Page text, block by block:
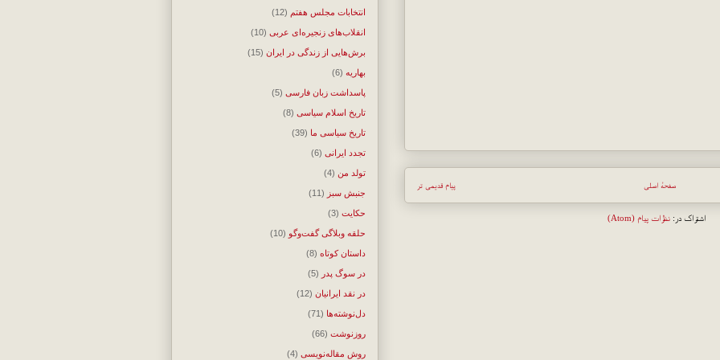
پیام قدیمی تر صفحهٔ اصلی
اشتراک در:نظرات پیام (Atom)
انتخابات مجلس هفتم (12)
انقلاب‌های زنجیره‌ای عربی (10)
برش‌هایی از زندگی در ایران (15)
بهاریه (6)
پاسداشت زبان فارسی (5)
تاریخ اسلام سیاسی (8)
تاریخ سیاسی ما (39)
تجدد ایرانی (6)
تولد من (4)
جنبش سبز (11)
حکایت (3)
حلقه وبلاگی گفت‌وگو (10)
داستان کوتاه (8)
در سوگ پدر (5)
در نقد ایرانیان (12)
دل‌نوشته‌ها (71)
روزنوشت (66)
روش مقاله‌نویسی (4)